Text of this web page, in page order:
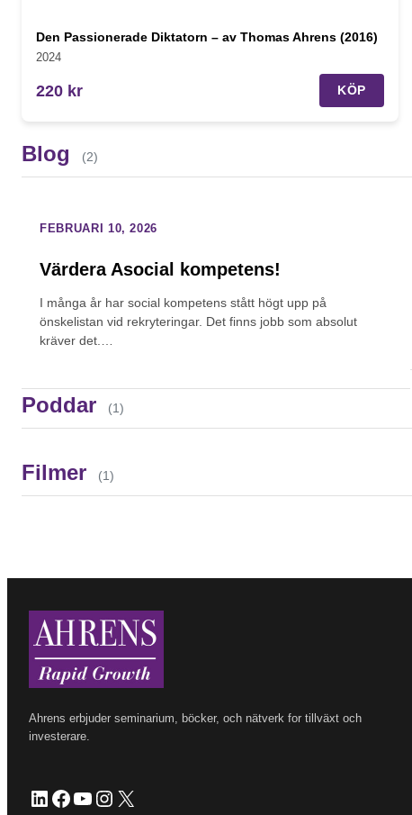
Den Passionerade Diktatorn – av Thomas Ahrens (2016)
2024
220 kr KÖP
Blog (2)
FEBRUARI 10, 2026
Värdera Asocial kompetens!
I många år har social kompetens stått högt upp på
önskelistan vid rekryteringar. Det finns jobb som absolut
kräver det.…
Poddar (1)
BYRÅKRATI – SÅ LEDER PETER BORGMAN MED
KÄNSLA OCH KOLL
Filmer (1)
BRINN
Ahrens erbjuder seminarium, böcker, och nätverk for tillväxt och
investerare.
LinkedIn
Facebook
YouTube
Instagram
X